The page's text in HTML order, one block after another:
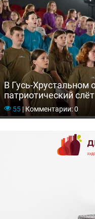
В Гусь-Хрустальном
патриотический
55 |Комментарии: 0